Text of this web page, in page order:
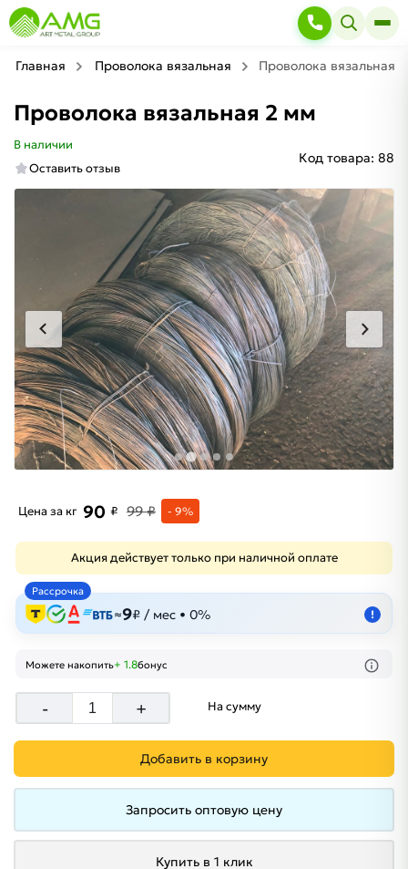
Главная Проволока вязальная Проволока вязальная
Проволока вязальная 2 мм
В наличии
Оставить отзыв
Код товара: 88
Цена за кг 90 ₽ 99 ₽ - 9%
Акция действует только при наличной оплате
Рассрочка
≈9₽ / мес • 0% !
Можете накопить+ 1.8бонус
- + На сумму
Добавить в корзину
Запросить оптовую цену
Купить в 1 клик